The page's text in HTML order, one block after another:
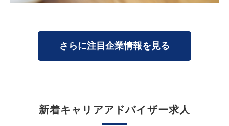
さらに注目企業情報を見る
新着キャリアアドバイザー求人